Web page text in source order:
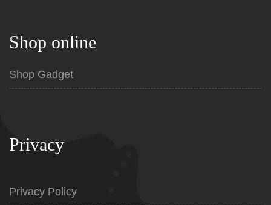
Shop online
Shop Gadget
Privacy
Privacy Policy